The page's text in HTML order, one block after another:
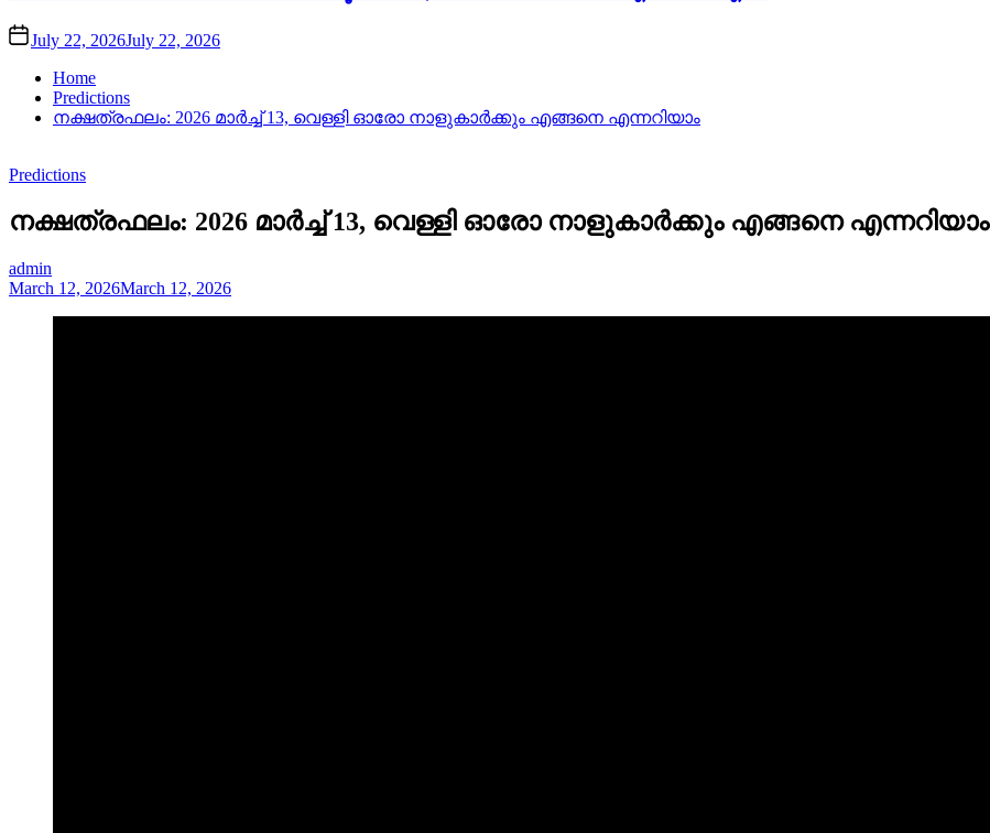
July 22, 2026July 22, 2026
Home
Predictions
നക്ഷത്രഫലം: 2026 മാർച്ച് 13, വെള്ളി ഓരോ നാളുകാർക്കും എങ്ങനെ എന്നറിയാം
Predictions
നക്ഷത്രഫലം: 2026 മാർച്ച് 13, വെള്ളി ഓരോ നാളുകാർക്കും എങ്ങനെ എന്നറിയാം
admin
March 12, 2026March 12, 2026